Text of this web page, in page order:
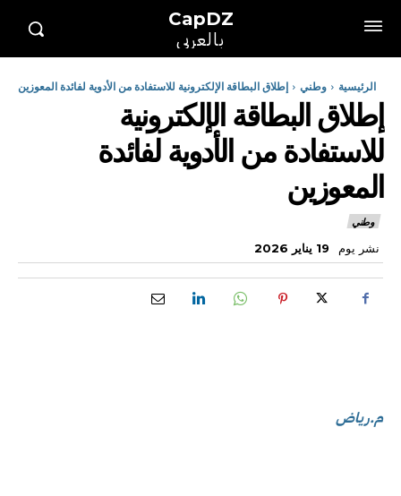
CapDZ
بالعربي
الرئيسية وطني إطلاق البطاقة الإلكترونية للاستفادة من الأدوية لفائدة المعوزين
إطلاق البطاقة الإلكترونية
للاستفادة من الأدوية لفائدة
المعوزين
وطني
نشر يوم 19 يناير 2026
م.رياض